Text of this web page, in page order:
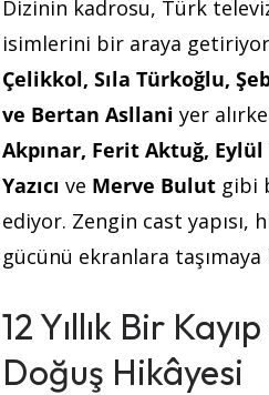
Dizinin kadrosu, Türk
isimlerini bir araya
Çelikkol, Sıla Türkoğlu,
ve Bertan Asllani yer
Akpınar, Ferit Aktuğ,
Yazıcı ve Merve Bulut gibi
ediyor. Zengin cast yapısı,
gücünü ekranlara
12 Yıllık Bir
Doğuş Hikâyesi